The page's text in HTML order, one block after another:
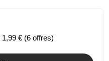
€ (6 offres)